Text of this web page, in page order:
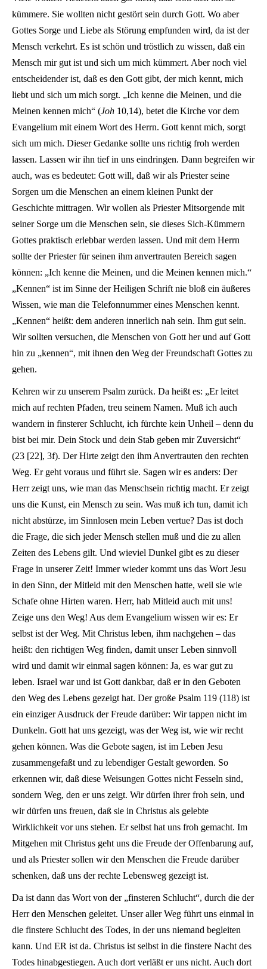
kümmere. Sie wollten nicht gestört sein durch Gott. Wo aber
Gottes Sorge und Liebe als Störung empfunden wird, da ist der
Mensch verkehrt. Es ist schön und tröstlich zu wissen, daß ein
Mensch mir gut ist und sich um mich kümmert. Aber noch viel
entscheidender ist, daß es den Gott gibt, der mich kennt, mich
liebt und sich um mich sorgt. „Ich kenne die Meinen, und die
Meinen kennen mich“ (Joh 10,14), betet die Kirche vor dem
Evangelium mit einem Wort des Herrn. Gott kennt mich, sorgt
sich um mich. Dieser Gedanke sollte uns richtig froh werden
lassen. Lassen wir ihn tief in uns eindringen. Dann begreifen wir
auch, was es bedeutet: Gott will, daß wir als Priester seine
Sorgen um die Menschen an einem kleinen Punkt der
Geschichte mittragen. Wir wollen als Priester Mitsorgende mit
seiner Sorge um die Menschen sein, sie dieses Sich-Kümmern
Gottes praktisch erlebbar werden lassen. Und mit dem Herrn
sollte der Priester für seinen ihm anvertrauten Bereich sagen
können: „Ich kenne die Meinen, und die Meinen kennen mich.“
„Kennen“ ist im Sinne der Heiligen Schrift nie bloß ein äußeres
Wissen, wie man die Telefonnummer eines Menschen kennt.
„Kennen“ heißt: dem anderen innerlich nah sein. Ihm gut sein.
Wir sollten versuchen, die Menschen von Gott her und auf Gott
hin zu „kennen“, mit ihnen den Weg der Freundschaft Gottes zu
gehen.
Kehren wir zu unserem Psalm zurück. Da heißt es: „Er leitet
mich auf rechten Pfaden, treu seinem Namen. Muß ich auch
wandern in finsterer Schlucht, ich fürchte kein Unheil – denn du
bist bei mir. Dein Stock und dein Stab geben mir Zuversicht“
(23 [22], 3f). Der Hirte zeigt den ihm Anvertrauten den rechten
Weg. Er geht voraus und führt sie. Sagen wir es anders: Der
Herr zeigt uns, wie man das Menschsein richtig macht. Er zeigt
uns die Kunst, ein Mensch zu sein. Was muß ich tun, damit ich
nicht abstürze, im Sinnlosen mein Leben vertue? Das ist doch
die Frage, die sich jeder Mensch stellen muß und die zu allen
Zeiten des Lebens gilt. Und wieviel Dunkel gibt es zu dieser
Frage in unserer Zeit! Immer wieder kommt uns das Wort Jesu
in den Sinn, der Mitleid mit den Menschen hatte, weil sie wie
Schafe ohne Hirten waren. Herr, hab Mitleid auch mit uns!
Zeige uns den Weg! Aus dem Evangelium wissen wir es: Er
selbst ist der Weg. Mit Christus leben, ihm nachgehen – das
heißt: den richtigen Weg finden, damit unser Leben sinnvoll
wird und damit wir einmal sagen können: Ja, es war gut zu
leben. Israel war und ist Gott dankbar, daß er in den Geboten
den Weg des Lebens gezeigt hat. Der große Psalm 119 (118) ist
ein einziger Ausdruck der Freude darüber: Wir tappen nicht im
Dunkeln. Gott hat uns gezeigt, was der Weg ist, wie wir recht
gehen können. Was die Gebote sagen, ist im Leben Jesu
zusammengefaßt und zu lebendiger Gestalt geworden. So
erkennen wir, daß diese Weisungen Gottes nicht Fesseln sind,
sondern Weg, den er uns zeigt. Wir dürfen ihrer froh sein, und
wir dürfen uns freuen, daß sie in Christus als gelebte
Wirklichkeit vor uns stehen. Er selbst hat uns froh gemacht. Im
Mitgehen mit Christus geht uns die Freude der Offenbarung auf,
und als Priester sollen wir den Menschen die Freude darüber
schenken, daß uns der rechte Lebensweg gezeigt ist.
Da ist dann das Wort von der „finsteren Schlucht“, durch die der
Herr den Menschen geleitet. Unser aller Weg führt uns einmal in
die finstere Schlucht des Todes, in der uns niemand begleiten
kann. Und ER ist da. Christus ist selbst in die finstere Nacht des
Todes hinabgestiegen. Auch dort verläßt er uns nicht. Auch dort